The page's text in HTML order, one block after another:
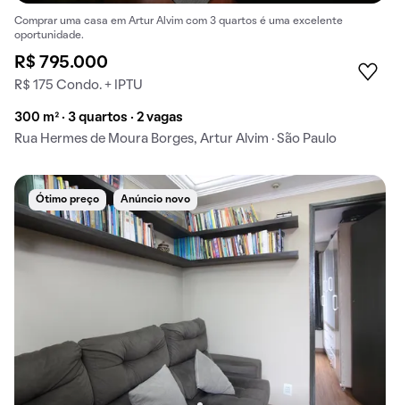
Comprar uma casa em Artur Alvim com 3 quartos é uma excelente
oportunidade.
R$ 795.000
R$ 175 Condo. + IPTU
300 m² · 3 quartos · 2 vagas
Rua Hermes de Moura Borges, Artur Alvim · São Paulo
Ótimo preço Anúncio novo